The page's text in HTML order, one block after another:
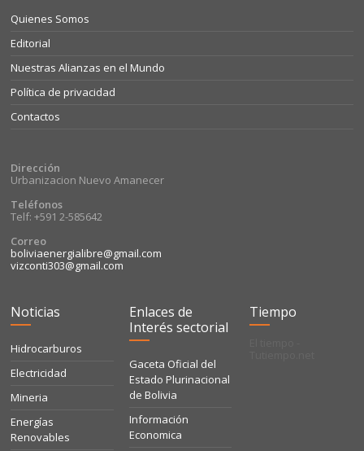
Quienes Somos
Editorial
Nuestras Alianzas en el Mundo
Política de privacidad
Contactos
Dirección
Urbanizacion Nuevo Amanecer
Teléfonos
Telf: +591 2-585642
Correo
boliviaenergialibre@gmail.com
vizconti303@gmail.com
Noticias
Hidrocarburos
Electricidad
Mineria
Energías
Renovables
Enlaces de
Interés sectorial
Gaceta Oficial del
Estado Plurinacional
de Bolivia
Información
Economica
Tiempo